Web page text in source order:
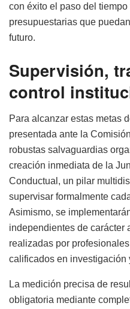
con éxito el paso del
presupuestarias que
futuro.
Supervisión,
control
Para alcanzar estas metas
presentada ante la
robustas salvaguardias
creación inmediata de la
Conductual, un pilar
supervisar formalmente
Asimismo, se
independientes de carácter
realizadas por
calificados en investigación
La medición precisa de
obligatoria mediante